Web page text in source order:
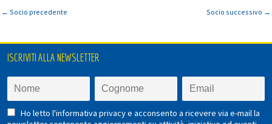
← Socio precedente Socio successivo →
ISCRIVITI ALLA NEWSLETTER
Ho letto l'informativa privacy e acconsento a ricevere via e-mail la